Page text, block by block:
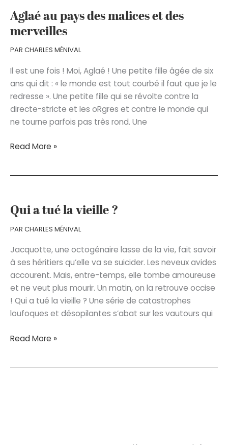
Aglaé au pays des malices et des
merveilles
PAR CHARLES MÉNIVAL
Il est une fois ! Moi, Aglaé ! Une petite fille âgée de six
ans qui dit : « le monde est tout courbé il faut que je le
redresse ». Une petite fille qui se révolte contre la
directe-stricte et les oRgres et contre le monde qui
ne tourne parfois pas très rond. Une
Aglaé
et
Read More »
Qui a tué la vieille ?
PAR CHARLES MÉNIVAL
Jacquotte, une octogénaire lasse de la vie, fait savoir
à ses héritiers qu’elle va se suicider. Les neveux avides
accourent. Mais, entre-temps, elle tombe amoureuse
et ne veut plus mourir. Un matin, on la retrouve occise
! Qui a tué la vieille ? Une série de catastrophes
loufoques et désopilantes s’abat sur les vautours qui
Qui
Read More »